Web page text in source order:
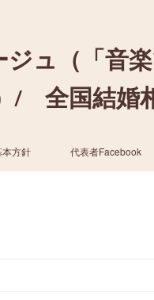
ュ（「音
/ 全国結婚
本方針 代表者Facebook